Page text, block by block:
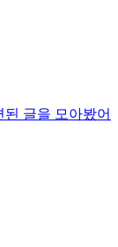
글을 모아봤어